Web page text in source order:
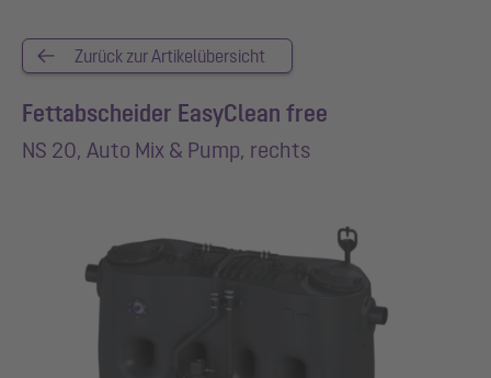
Zurück zur Artikelübersicht
Fettabscheider EasyClean free
NS 20, Auto Mix & Pump, rechts